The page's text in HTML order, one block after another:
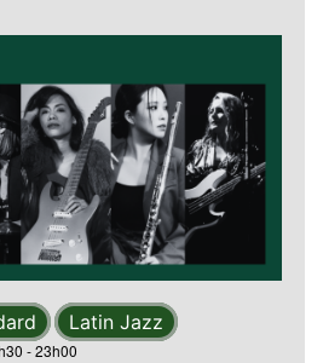
-23h00
Latin Jazz